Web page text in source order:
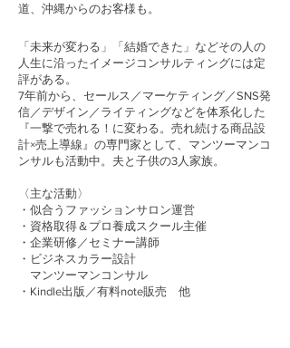
道、沖縄からのお客様も。
「未来が変わる」「結婚できた」などその人の
人生に沿ったイメージコンサルティングには定
評がある。
7年前から、セールス／マーケティング／SNS発
信／デザイン／ライティングなどを体系化した
『一撃で売れる！に変わる。売れ続ける商品設
計×売上導線』の専門家として、マンツーマンコ
ンサルも活動中。夫と子供の3人家族。
〈主な活動〉
・似合うファッションサロン運営
・資格取得＆プロ養成スクール主催
・企業研修／セミナー講師
・ビジネスカラー設計
マンツーマンコンサル
・Kindle出版／有料note販売​ 他